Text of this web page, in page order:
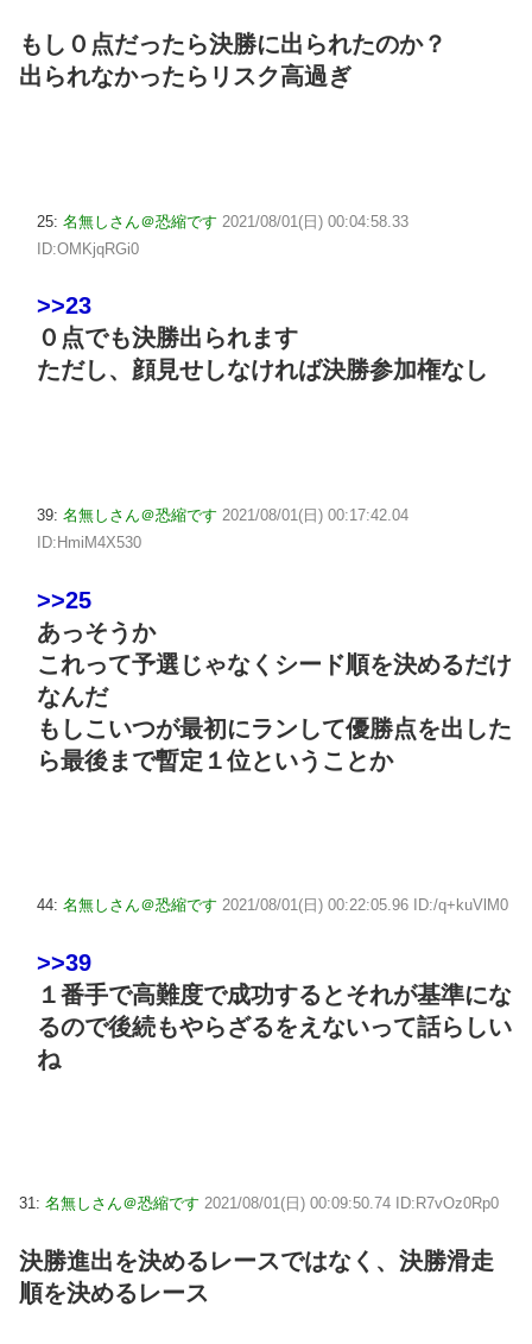
もし０点だったら決勝に出られたのか？
出られなかったらリスク高過ぎ
25: 名無しさん＠恐縮です 2021/08/01(日) 00:04:58.33
ID:OMKjqRGi0
>>23
０点でも決勝出られます
ただし、顔見せしなければ決勝参加権なし
39: 名無しさん＠恐縮です 2021/08/01(日) 00:17:42.04
ID:HmiM4X530
>>25
あっそうか
これって予選じゃなくシード順を決めるだけ
なんだ
もしこいつが最初にランして優勝点を出した
ら最後まで暫定１位ということか
44: 名無しさん＠恐縮です 2021/08/01(日) 00:22:05.96 ID:/q+kuVlM0
>>39
１番手で高難度で成功するとそれが基準にな
るので後続もやらざるをえないって話らしい
ね
31: 名無しさん＠恐縮です 2021/08/01(日) 00:09:50.74 ID:R7vOz0Rp0
決勝進出を決めるレースではなく、決勝滑走
順を決めるレース